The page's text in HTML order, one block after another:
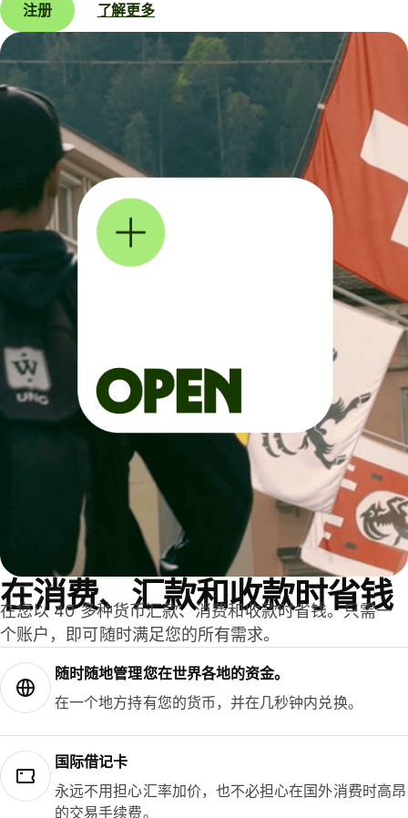
注册 了解更多
在消费、汇款和收款时省钱
在您以 40 多种货币汇款、消费和收款时省钱。只需一
个账户，即可随时满足您的所有需求。
随时随地管理您在世界各地的资金。
在一个地方持有您的货币，并在几秒钟内兑换。
国际借记卡
永远不用担心汇率加价，也不必担心在国外消费时高昂
的交易手续费。